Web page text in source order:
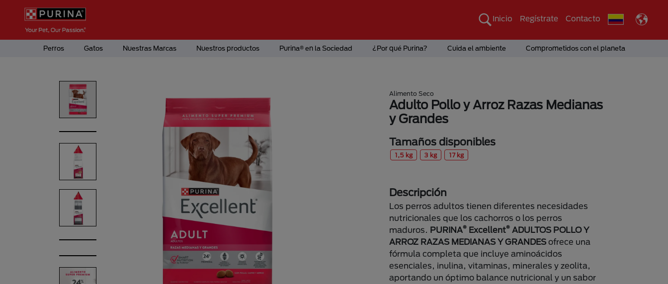
Pasar al contenido principal
Menú Secundario Purina
Inicio Regístrate Contacto
Menú Principal Purina
Perros Gatos Nuestras Marcas Nuestros productos Purina® en la Sociedad ¿Por qué Purina? Cuida el ambiente Comprometidos con el planeta
Alimento Seco
Adulto Pollo y Arroz Razas Medianas
y Grandes
Tamaños disponibles
1,5 kg 3 kg 17 kg
Descripción
Los perros adultos tienen diferentes necesidades
nutricionales que los cachorros o los perros
maduros. PURINA® Excellent® ADULTOS POLLO Y
ARROZ RAZAS MEDIANAS Y GRANDES ofrece una
fórmula completa que incluye aminoácidos
esenciales, inulina, vitaminas, minerales y zeolita,
aportando un óptimo balance nutricional y un sabor